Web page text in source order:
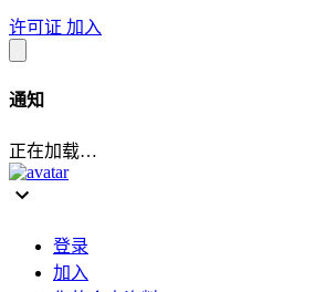
许可证 加入
通知
正在加载…
登录
加入